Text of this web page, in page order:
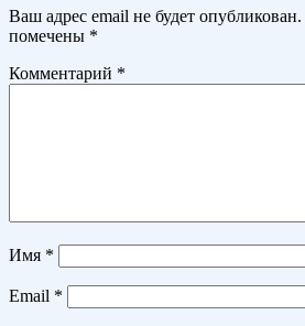
Ваш адрес email не будет опубликован.
помечены *
Комментарий *
Имя *
Email *